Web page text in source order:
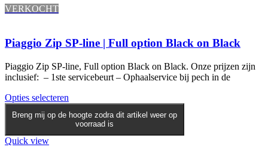
VERKOCHT
Piaggio Zip SP-line | Full option Black on Black
Piaggio Zip SP-line, Full option Black on Black. Onze prijzen zijn
inclusief: – 1ste servicebeurt – Ophaalservice bij pech in de
Opties selecteren
Breng mij op de hoogte zodra dit artikel weer op
voorraad is
Quick view